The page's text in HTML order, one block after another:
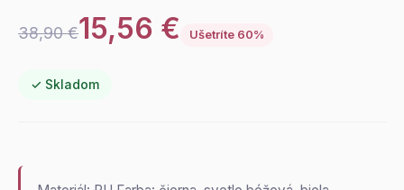
38,90 €15,56 € Ušetríte 60%
✓ Skladom